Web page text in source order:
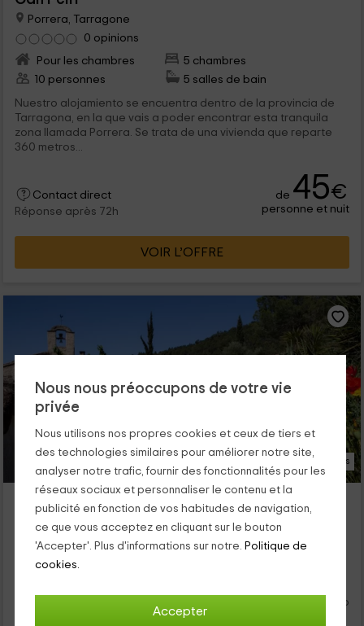
Nous nous préoccupons de votre vie
privée
Nous utilisons nos propres cookies et ceux de tiers et
des technologies similaires pour améliorer notre site,
analyser notre trafic, fournir des fonctionnalités pour les
réseaux sociaux et personnaliser le contenu et la
publicité en fonction de vos habitudes de navigation,
ce que vous acceptez en cliquant sur le bouton
'Accepter'. Plus d'informations sur notre.
Politique de
cookies.
Accepter
Porrera, Tarragone
0 opinions
Pour les chambres
5 chambres
10 personnes
5 salles de bain
Nuestro alojamiento se encuentra dentro de la provincia de
Tarragona, en la que vais a poder encontrar esta tranquila
zona llamada Porrera. Se trata de una vivienda que reparte
360 metros...
Contact direct
Réponse après 72h
de 45€
personne et nuit
VOIR L’OFFRE
23 Photos
Mas D'en Gregori
Porrera, Tarragone
0 opinions
Pour les chambres
Esta casa rural se encuentra Porrera, Tarragona y su auténtico
estilo rústico te robará el corazón en estas vacaciones. Tiene